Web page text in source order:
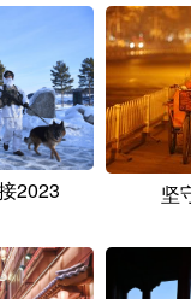
云南
甘肃 青海
内蒙古 黑龙江
Español
2023 坚